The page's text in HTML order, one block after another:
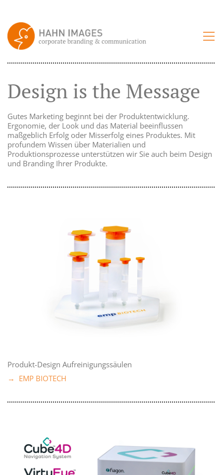
Design is the Message
Gutes Marketing beginnt bei der Produktentwicklung.
Ergonomie, der Look und das Material beeinflussen
maßgeblich Erfolg oder Misserfolg eines Produktes. Mit
profundem Wissen über Materialien und
Produktionsprozesse unterstützen wir Sie auch beim Design
und Branding Ihrer Produkte.
Produkt-Design Aufreinigungssäulen
→ EMP BIOTECH